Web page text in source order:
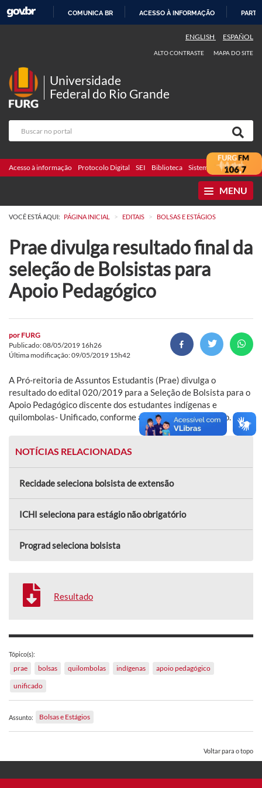
COMUNICA BR ACESSO À INFORMAÇÃO
ENGLISH ESPAÑOL
ALTO CONTRASTE MAPA DO SITE
Universidade
Federal do Rio Grande
Acesso à informação Protocolo Digital SEI Biblioteca Sistemas Webmail
MENU
VOCÊ ESTÁ AQUI: PÁGINA INICIAL > EDITAIS > BOLSAS E ESTÁGIOS
Prae divulga resultado final da
seleção de Bolsistas para
Apoio Pedagógico
por FURG
Publicado: 08/05/2019 16h26
Última modificação: 09/05/2019 15h42
A Pró-reitoria de Assuntos Estudantis (Prae) divulga o
resultado do edital 020/2019 para a Seleção de Bolsista para o
Apoio Pedagógico discente dos estudantes indígenas e
quilombolas- Unificado, conforme arquivo anexado abaixo.
NOTÍCIAS RELACIONADAS
Recidade seleciona bolsista de extensão
ICHI seleciona para estágio não obrigatório
Prograd seleciona bolsista
Resultado
Tópico(s):
prae bolsas quilombolas indígenas
apoio pedagógico
unificado
Assunto: Bolsas e Estágios
Voltar para o topo